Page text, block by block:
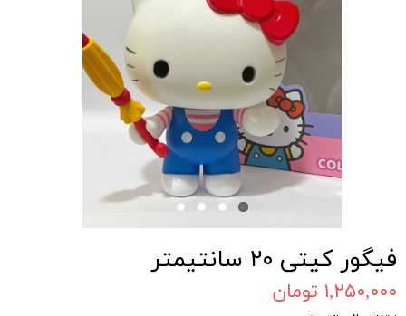
فیگور کیتی ۲۰ سانتیمتر
۱,۲۵۰,۰۰۰ تومان